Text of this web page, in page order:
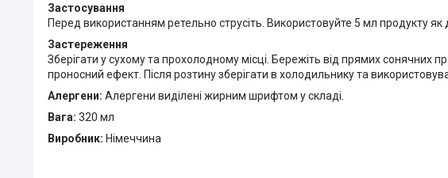
Застосування
Перед використанням ретельно струсіть. Використовуйте 5 мл продукту як
Застереження
Зберігати у сухому та прохолодному місці. Бережіть від прямих
проносний ефект. Після розтину зберігати в холодильнику та
Алергени: Алергени виділені жирним шрифтом у складі.
Вага: 320 мл
Виробник: Німеччина